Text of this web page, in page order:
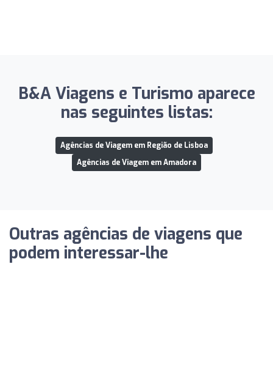
B&A Viagens e Turismo aparece
nas seguintes listas:
Agências de Viagem em Região de Lisboa
Agências de Viagem em Amadora
Outras agências de viagens que
podem interessar-lhe